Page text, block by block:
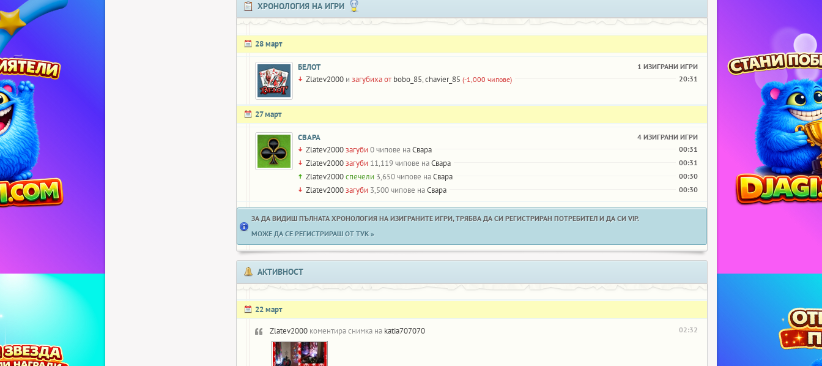
ХРОНОЛОГИЯ НА ИГРИ
28 март
БЕЛОТ 1 ИЗИГРАНИ ИГРИ
Zlatev2000 и загубиха от bobo_85,chavier_85 (-1,000 чипове) 20:31
27 март
СВАРА 4 ИЗИГРАНИ ИГРИ
Zlatev2000загуби 0 чипове наСвара 00:31
Zlatev2000загуби 11,119 чипове наСвара 00:31
Zlatev2000спечели 3,650 чипове наСвара 00:30
Zlatev2000загуби 3,500 чипове наСвара 00:30
ЗА ДА ВИДИШ ПЪЛНАТА ХРОНОЛОГИЯ НА ИЗИГРАНИТЕ ИГРИ, ТРЯБВА ДА СИ РЕГИСТРИРАН ПОТРЕБИТЕЛ И ДА СИ VIP.
МОЖЕ ДА СЕ РЕГИСТРИРАШ ОТ ТУК »
АКТИВНОСТ
22 март
Zlatev2000 коментира снимка на katia707070 02:32